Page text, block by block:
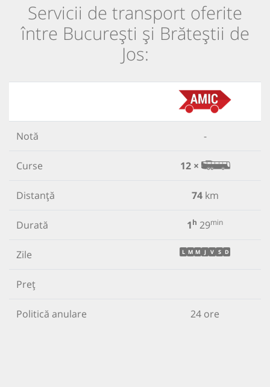
Servicii de transport oferite
între București și Brăteștii de
Jos:
Notă -
Curse 12 ×
Distanță 74km
Durată 1h 29min
Zile L M M J V S D
Preț
Politică anulare 24 ore